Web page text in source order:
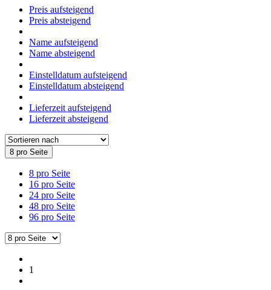
Preis aufsteigend
Preis absteigend
Name aufsteigend
Name absteigend
Einstelldatum aufsteigend
Einstelldatum absteigend
Lieferzeit aufsteigend
Lieferzeit absteigend
8 pro Seite
8 pro Seite
16 pro Seite
24 pro Seite
48 pro Seite
96 pro Seite
1